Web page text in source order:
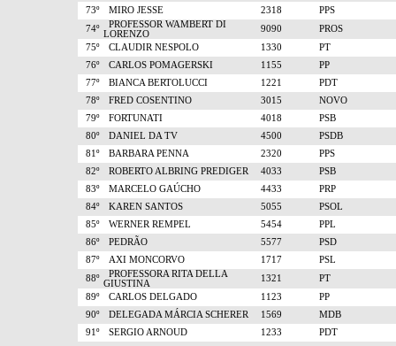
73º
MIRO JESSE 2318
PPS
74º
PROFESSOR WAMBERT DI
LORENZO
9090
PROS
75º
CLAUDIR NESPOLO 1330
PT
76º
CARLOS POMAGERSKI 1155
PP
77º
BIANCA BERTOLUCCI 1221
PDT
78º
FRED COSENTINO 3015
NOVO
79º
FORTUNATI 4018
PSB
80º
DANIEL DA TV 4500
PSDB
81º
BARBARA PENNA 2320
PPS
82º
ROBERTO ALBRING PREDIGER 4033
PSB
83º
MARCELO GAÚCHO 4433
PRP
84º
KAREN SANTOS 5055
PSOL
85º
WERNER REMPEL 5454
PPL
86º
PEDRÃO 5577
PSD
87º
AXI MONCORVO 1717
PSL
88º
PROFESSORA RITA DELLA
GIUSTINA
1321
PT
89º
CARLOS DELGADO 1123
PP
90º
DELEGADA MÁRCIA SCHERER 1569
MDB
91º
SERGIO ARNOUD 1233
PDT